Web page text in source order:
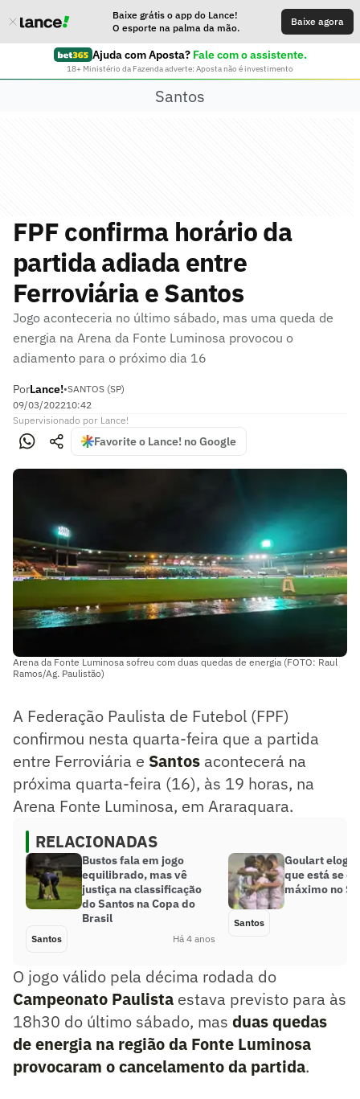
Baixe grátis o app do Lance!
O esporte na palma da mão.
Baixe agora
Ajuda com Aposta? Fale com o assistente.
18+ Ministério da Fazenda adverte: Aposta não é investimento
Santos
FPF confirma horário da
partida adiada entre
Ferroviária e Santos
Jogo aconteceria no último sábado, mas uma queda de
energia na Arena da Fonte Luminosa provocou o
adiamento para o próximo dia 16
PorLance!•SANTOS (SP)
09/03/202210:42
Supervisionado por Lance!
Favorite o Lance! no Google
Arena da Fonte Luminosa sofreu com duas quedas de energia (FOTO: Raul
Ramos/Ag. Paulistão)
A Federação Paulista de Futebol (FPF)
confirmou nesta quarta-feira que a partida
entre Ferroviária e Santos acontecerá na
próxima quarta-feira (16), às 19 horas, na
Arena Fonte Luminosa, em Araraquara.
RELACIONADAS
Bustos fala em jogo
equilibrado, mas vê
justiça na classificação
do Santos na Copa do
Brasil
Santos Há 4 anos
Goulart
que está se
máximo no
Santos
O jogo válido pela décima rodada do
Campeonato Paulista estava previsto para às
18h30 do último sábado, mas duas quedas
de energia na região da Fonte Luminosa
provocaram o cancelamento da partida.